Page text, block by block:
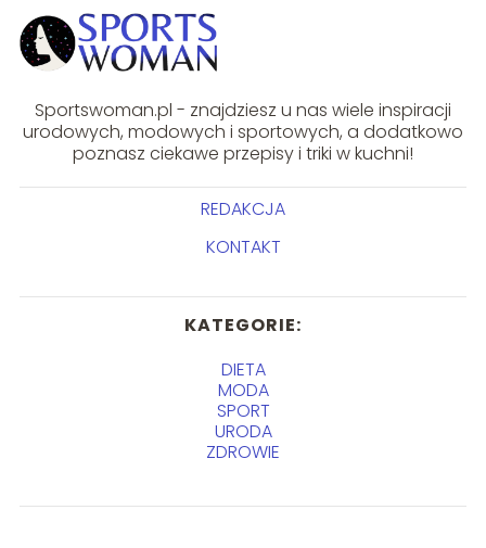
Sportswoman.pl - znajdziesz u nas wiele inspiracji
urodowych, modowych i sportowych, a dodatkowo
poznasz ciekawe przepisy i triki w kuchni!
REDAKCJA
KONTAKT
KATEGORIE:
DIETA
MODA
SPORT
URODA
ZDROWIE